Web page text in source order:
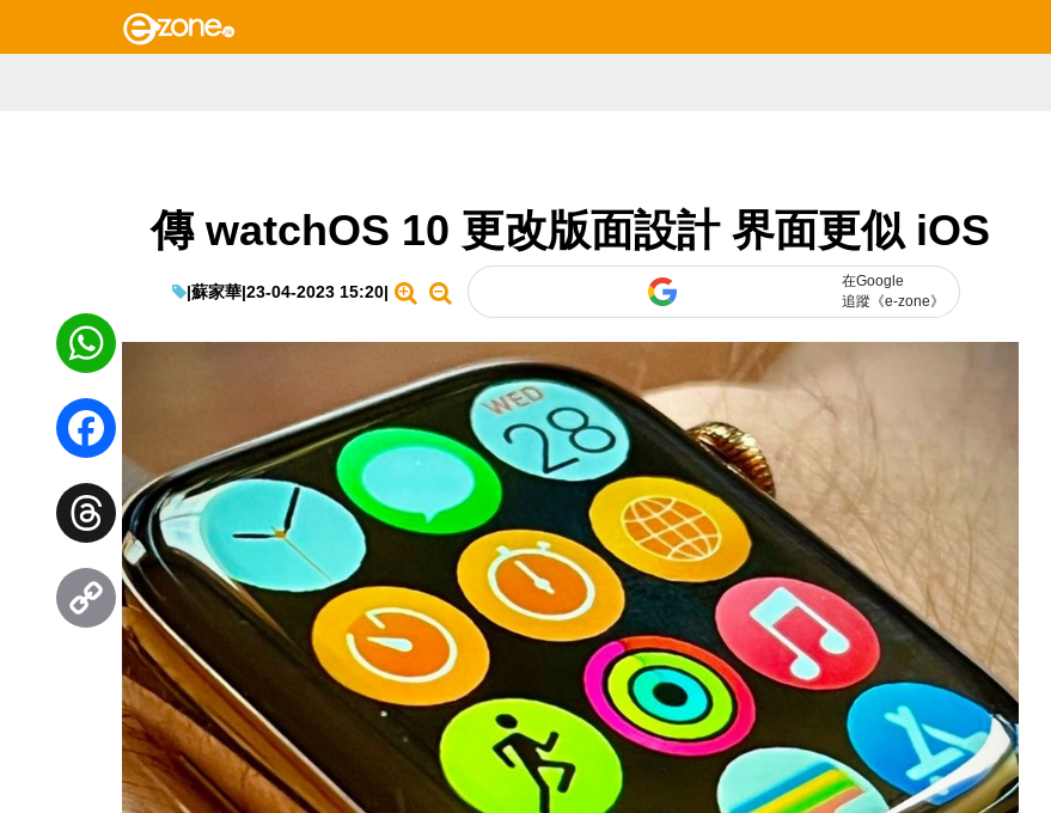
傳 watchOS 10 更改版面設計 界面更似 iOS
|蘇家華|23-04-2023 15:20|
在Google
追蹤《e-zone》
WhatsApp
Facebook
Threads
Copy
Link